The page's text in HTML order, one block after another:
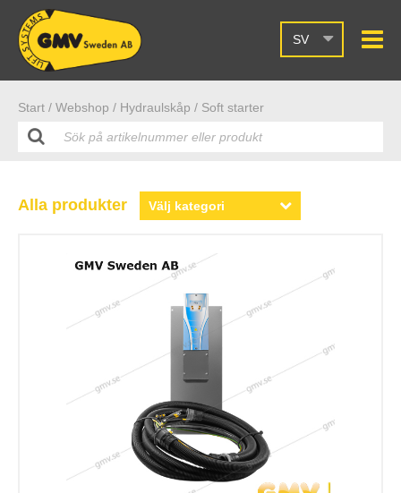
SV
Start / Webshop / Hydraulskåp / Soft starter
Alla produkter